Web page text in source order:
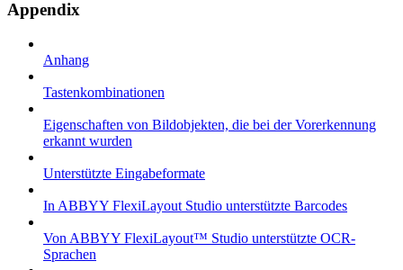
Appendix
Anhang
Tastenkombinationen
Eigenschaften von Bildobjekten, die bei der Vorerkennung
erkannt wurden
Unterstützte Eingabeformate
In ABBYY FlexiLayout Studio unterstützte Barcodes
Von ABBYY FlexiLayout™ Studio unterstützte OCR-
Sprachen